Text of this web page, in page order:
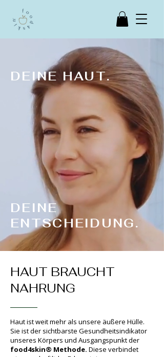
DEINE HAUT.
DEINE
ENTSCHEIDUNG.
HAUT BRAUCHT
NAHRUNG
Haut ist weit mehr als unsere äußere Hülle.
Sie ist der sichtbarste Gesundheitsindikator
unseres Körpers und Ausgangspunkt der
food4skin® Methode. Diese verbindet